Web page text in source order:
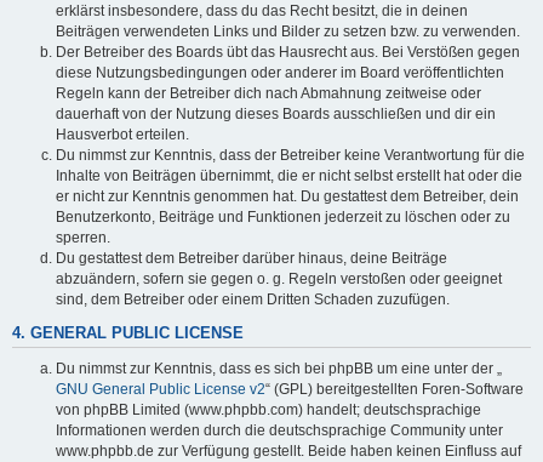
erklärst insbesondere, dass du das Recht besitzt, die in deinen
Beiträgen verwendeten Links und Bilder zu setzen bzw. zu verwenden.
Der Betreiber des Boards übt das Hausrecht aus. Bei Verstößen gegen
diese Nutzungsbedingungen oder anderer im Board veröffentlichten
Regeln kann der Betreiber dich nach Abmahnung zeitweise oder
dauerhaft von der Nutzung dieses Boards ausschließen und dir ein
Hausverbot erteilen.
Du nimmst zur Kenntnis, dass der Betreiber keine Verantwortung für die
Inhalte von Beiträgen übernimmt, die er nicht selbst erstellt hat oder die
er nicht zur Kenntnis genommen hat. Du gestattest dem Betreiber, dein
Benutzerkonto, Beiträge und Funktionen jederzeit zu löschen oder zu
sperren.
Du gestattest dem Betreiber darüber hinaus, deine Beiträge
abzuändern, sofern sie gegen o. g. Regeln verstoßen oder geeignet
sind, dem Betreiber oder einem Dritten Schaden zuzufügen.
4. GENERAL PUBLIC LICENSE
Du nimmst zur Kenntnis, dass es sich bei phpBB um eine unter der „
GNU General Public License v2“ (GPL) bereitgestellten Foren-Software
von phpBB Limited (www.phpbb.com) handelt; deutschsprachige
Informationen werden durch die deutschsprachige Community unter
www.phpbb.de zur Verfügung gestellt. Beide haben keinen Einfluss auf